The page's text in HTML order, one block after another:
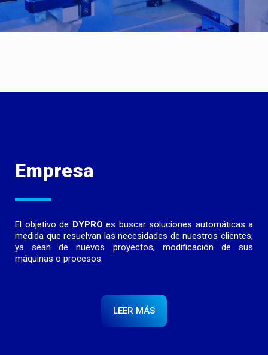
Empresa
El objetivo de DYPRO es buscar soluciones automáticas a
medida que resuelvan las necesidades de nuestros clientes,
ya sean de nuevos proyectos, modificación de sus
máquinas o procesos.
LEER MÁS